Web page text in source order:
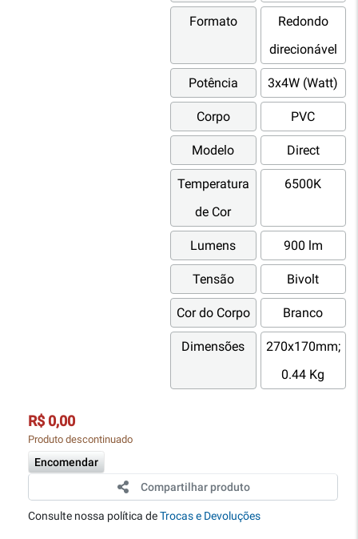
Formato
Redondo
direcionável
Potência 3x4W (Watt)
Corpo PVC
Modelo Direct
Temperatura
de Cor
6500K
Lumens 900 lm
Tensão Bivolt
Cor do Corpo Branco
Dimensões
270x170mm;
0.44 Kg
R$ 0,00
Produto descontinuado
Encomendar
Compartilhar produto
Consulte nossa política deTrocas e Devoluções